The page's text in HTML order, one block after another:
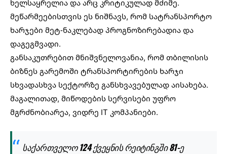
ხელსაყრელია და არც კრიტიკულად მძიმე.
მეწარმეებისთვის ეს ნიშნავს, რომ სატრანსპორტო
ხარჯები მეტ-ნაკლებად პროგნოზირებადია და
დაგეგმვადი.
განსაკუთრებით მნიშვნელოვანია, რომ თბილისის
ბიზნეს გარემოში ტრანსპორტირების ხარჯი
სხვადასხვა სექტორზე განსხვავებულად აისახება.
მაგალითად, მიწოდების სერვისები უფრო
მგრძნობიარეა, ვიდრე IT კომპანიები.
საქართველო 124 ქვეყნის რეიტინგში 81-ე